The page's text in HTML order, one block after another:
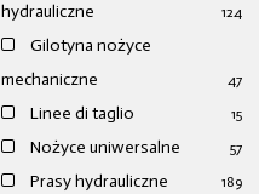
hydrauliczne
124
Gilotyna nożyce
mechaniczne
47
Linee di taglio 15
Nożyce uniwersalne 57
Prasy hydrauliczne 189